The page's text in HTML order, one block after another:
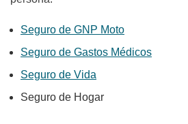
Seguro de GNP Moto
Seguro de Gastos Médicos
Seguro de Vida
Seguro de Hogar